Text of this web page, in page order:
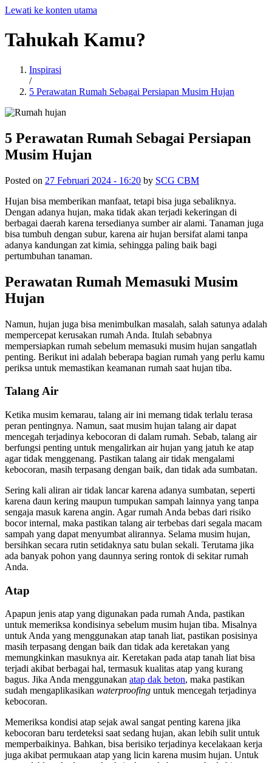
Lewati ke konten utama
Tahukah Kamu?
Inspirasi
/
5 Perawatan Rumah Sebagai Persiapan Musim Hujan
5 Perawatan Rumah Sebagai Persiapan
Musim Hujan
Posted on 27 Februari 2024 - 16:20 by SCG CBM
Hujan bisa memberikan manfaat, tetapi bisa juga sebaliknya.
Dengan adanya hujan, maka tidak akan terjadi kekeringan di
berbagai daerah karena tersedianya sumber air alami. Tanaman juga
bisa tumbuh dengan subur, karena air hujan bersifat alami tanpa
adanya kandungan zat kimia, sehingga paling baik bagi
pertumbuhan tanaman.
Perawatan Rumah Memasuki Musim
Hujan
Namun, hujan juga bisa menimbulkan masalah, salah satunya adalah
mempercepat kerusakan rumah Anda. Itulah sebabnya
mempersiapkan rumah sebelum memasuki musim hujan sangatlah
penting. Berikut ini adalah beberapa bagian rumah yang perlu kamu
periksa untuk memastikan keamanan rumah saat hujan tiba.
Talang Air
Ketika musim kemarau, talang air ini memang tidak terlalu terasa
peran pentingnya. Namun, saat musim hujan talang air dapat
mencegah terjadinya kebocoran di dalam rumah. Sebab, talang air
berfungsi penting untuk mengalirkan air hujan yang jatuh ke atap
agar tidak menggenang. Pastikan talang air tidak mengalami
kebocoran, masih terpasang dengan baik, dan tidak ada sumbatan.
Sering kali aliran air tidak lancar karena adanya sumbatan, seperti
karena daun kering maupun tumpukan sampah lainnya yang tanpa
sengaja masuk karena angin. Agar rumah Anda bebas dari risiko
bocor internal, maka pastikan talang air terbebas dari segala macam
sampah yang dapat menyumbat alirannya. Selama musim hujan,
bersihkan secara rutin setidaknya satu bulan sekali. Terutama jika
ada banyak pohon yang daunnya sering rontok di sekitar rumah
Anda.
Atap
Apapun jenis atap yang digunakan pada rumah Anda, pastikan
untuk memeriksa kondisinya sebelum musim hujan tiba. Misalnya
untuk Anda yang menggunakan atap tanah liat, pastikan posisinya
masih terpasang dengan baik dan tidak ada keretakan yang
memungkinkan masuknya air. Keretakan pada atap tanah liat bisa
terjadi akibat berbagai hal, termasuk kualitas atap yang kurang
bagus. Jika Anda menggunakan atap dak beton, maka pastikan
sudah mengaplikasikan waterproofing untuk mencegah terjadinya
kebocoran.
Memeriksa kondisi atap sejak awal sangat penting karena jika
kebocoran baru terdeteksi saat sedang hujan, akan lebih sulit untuk
memperbaikinya. Bahkan, bisa berisiko terjadinya kecelakaan kerja
juga akibat permukaan atap yang licin karena musim hujan. Untuk